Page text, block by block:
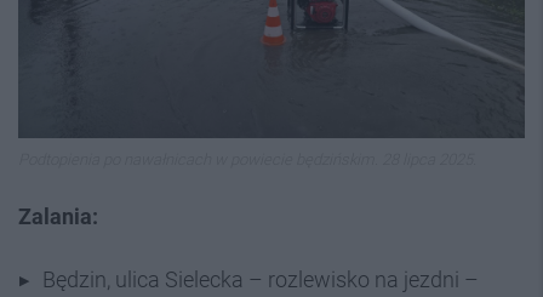
Zalania:
Będzin, ulica Sielecka – rozlewisko na jezdni –